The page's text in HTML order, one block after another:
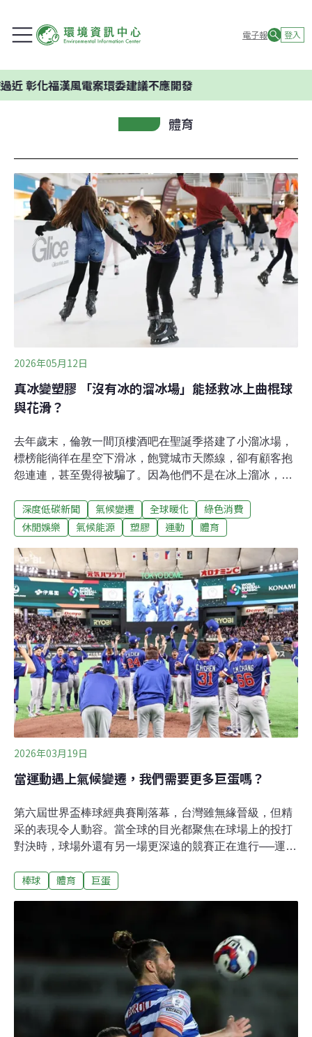
電子報 登入
化福漢風電案環委建議不應開發
體育
2026年05月12日
真冰變塑膠 「沒有冰的溜冰場」能拯救冰上曲棍球
與花滑？
去年歲末，倫敦一間頂樓酒吧在聖誕季搭建了小溜冰場，
標榜能徜徉在星空下滑冰，飽覽城市天際線，卻有顧客抱
怨連連，甚至覺得被騙了。因為他們不是在冰上溜冰，而
冰場」愈來愈普遍。塑膠溜冰場建築限制少，不須擔心天
氣太熱，也相對節能省水。但是，微塑膠與化石燃料污染
激烈快速的冰上曲棍球，都離不開溜冰場。但是，維護一
座溜冰場要價高昂，不僅耗費大量淡水、電力與冷媒，還
有污染隱憂。美國《化學與工程新聞》（C&EN）報導，
仍有老舊冰場使用會破壞臭氧層的氯氟烴（CFCs）冷
媒。取而代之的氫氟碳化物（HFC）也因導致暖化而遭淘
汰。現今「相對環保」的冷媒是氫氟烯烴（HFOs），但
會在分解後產生三氟乙酸（TFA），在環境與人體累積。
因此，有些北美職業冰球聯盟（NHL）的場館回頭採用百
年前流行的二氧化碳冷媒或氨冷媒。然而，氨
深度低碳新聞 氣候變遷 全球暖化
綠色消費
休閒娛樂
氣候能源 塑膠 運動 體育
2026年03月19日
當運動遇上氣候變遷，我們需要更多巨蛋嗎？
第六屆世界盃棒球經典賽剛落幕，台灣雖無緣晉級，但精
采的表現令人動容。當全球的目光都聚焦在球場上的投打
對決時，球場外還有另一場更深遠的競賽正在進行──運動
上萬名台灣球迷跨海應援，「把東京巨蛋變成台北大巨
說封閉式穹頂可以讓當地的賽事免於被豪雨或酷暑所影
響，使比賽得以順利進行。但從永續的角度來看，當全球
極端氣候變化日益頻繁，將球場「蓋起來」是否為最佳解
方？封閉式巨蛋的氣候兩難從氣候調適（adaptation）的
角度來看，巨蛋能阻絕高溫、暴雨與颱風，減少賽事延宕
和觀賽的風險。在夏季動輒超過35℃的東京或台北，封閉
式場館確實能降低球員因在惡劣氣候中，所造成的運動傷
棒球 體育 巨蛋